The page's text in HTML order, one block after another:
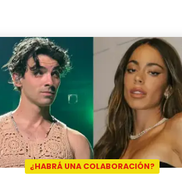
¿HABRÁ UNA COLABORACIÓN?